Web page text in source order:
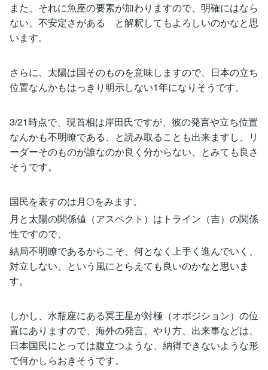
また、それに魚座の要素が加わりますので、明確にはなら
ない、不安定さがある と解釈してもよろしいのかなと思
います。
さらに、太陽は国そのものを意味しますので、日本の立ち
位置なんかもはっきり明示しない1年になりそうです。
3/21時点で、現首相は岸田氏ですが、彼の発言や立ち位置
なんかも不明瞭である、と読み取ることも出来ますし、リ
ーダーそのものが誰なのか良く分からない、とみても良さ
そうです。
国民を表すのは月🌕をみます。
月と太陽の関係値（アスペクト）はトライン（吉）の関係
性ですので、
結局不明瞭であるからこそ、何となく上手く進んでいく、
対立しない、という風にとらえても良いのかなと思いま
す。
しかし、水瓶座にある冥王星が対極（オポジション）の位
置にありますので、海外の発言、やり方、出来事などは、
日本国民にとっては腹立つような、納得できないような形
で何かしらおきそうです。